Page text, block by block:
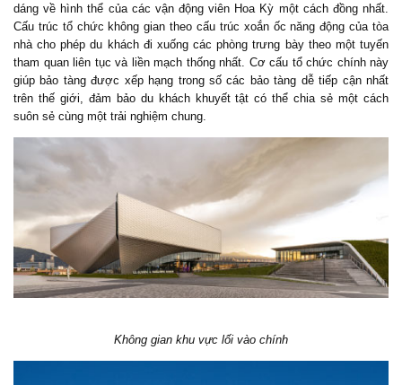
dáng về hình thể của các vận động viên Hoa Kỳ một cách đồng nhất.
Cấu trúc tổ chức không gian theo cấu trúc xoắn ốc năng động của tòa
nhà cho phép du khách đi xuống các phòng trưng bày theo một tuyến
tham quan liên tục và liền mạch thống nhất. Cơ cấu tổ chức chính này
giúp bảo tàng được xếp hạng trong số các bảo tàng dễ tiếp cận nhất
trên thế giới, đảm bảo du khách khuyết tật có thể chia sẻ một cách
suôn sẻ cùng một trải nghiệm chung.
Không gian khu vực lối vào chính